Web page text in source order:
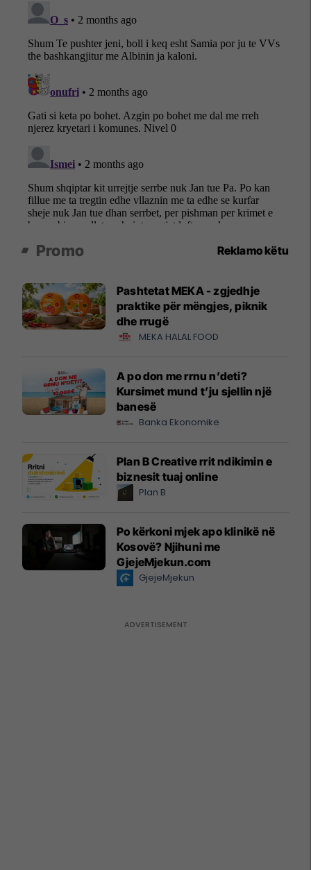
Promo Reklamo këtu
Pashtetat MEKA - zgjedhje
praktike për mëngjes, piknik
dhe rrugë
MEKA HALAL FOOD
A po don me rrnu n’deti?
Kursimet mund t’ju sjellin një
banesë
Banka Ekonomike
Plan B Creative rrit ndikimin e
biznesit tuaj online
Plan B
Po kërkoni mjek apo klinikë në
Kosovë? Njihuni me
GjejeMjekun.com
GjejeMjekun